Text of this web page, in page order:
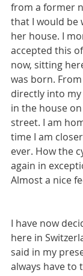
from a former
that I would be
her house. I
accepted this
now, sitting
was born.
directly into
in the house
street. I am
time I am
ever. How the
again in
Almost a nice
I have now
here in
said in my
always have to